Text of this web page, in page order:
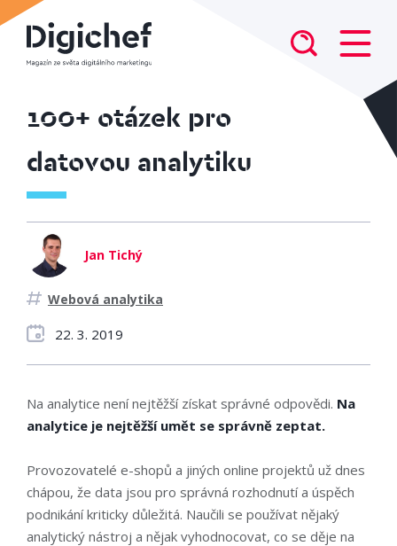
100+ otázek pro
datovou analytiku
Jan Tichý
Webová analytika
22. 3. 2019
Na analytice není nejtěžší získat správné odpovědi. Na
analytice je nejtěžší umět se správně zeptat.
Provozovatelé e-shopů a jiných online projektů už dnes
chápou, že data jsou pro správná rozhodnutí a úspěch
podnikání kriticky důležitá. Naučili se používat nějaký
analytický nástroj a nějak vyhodnocovat, co se děje na